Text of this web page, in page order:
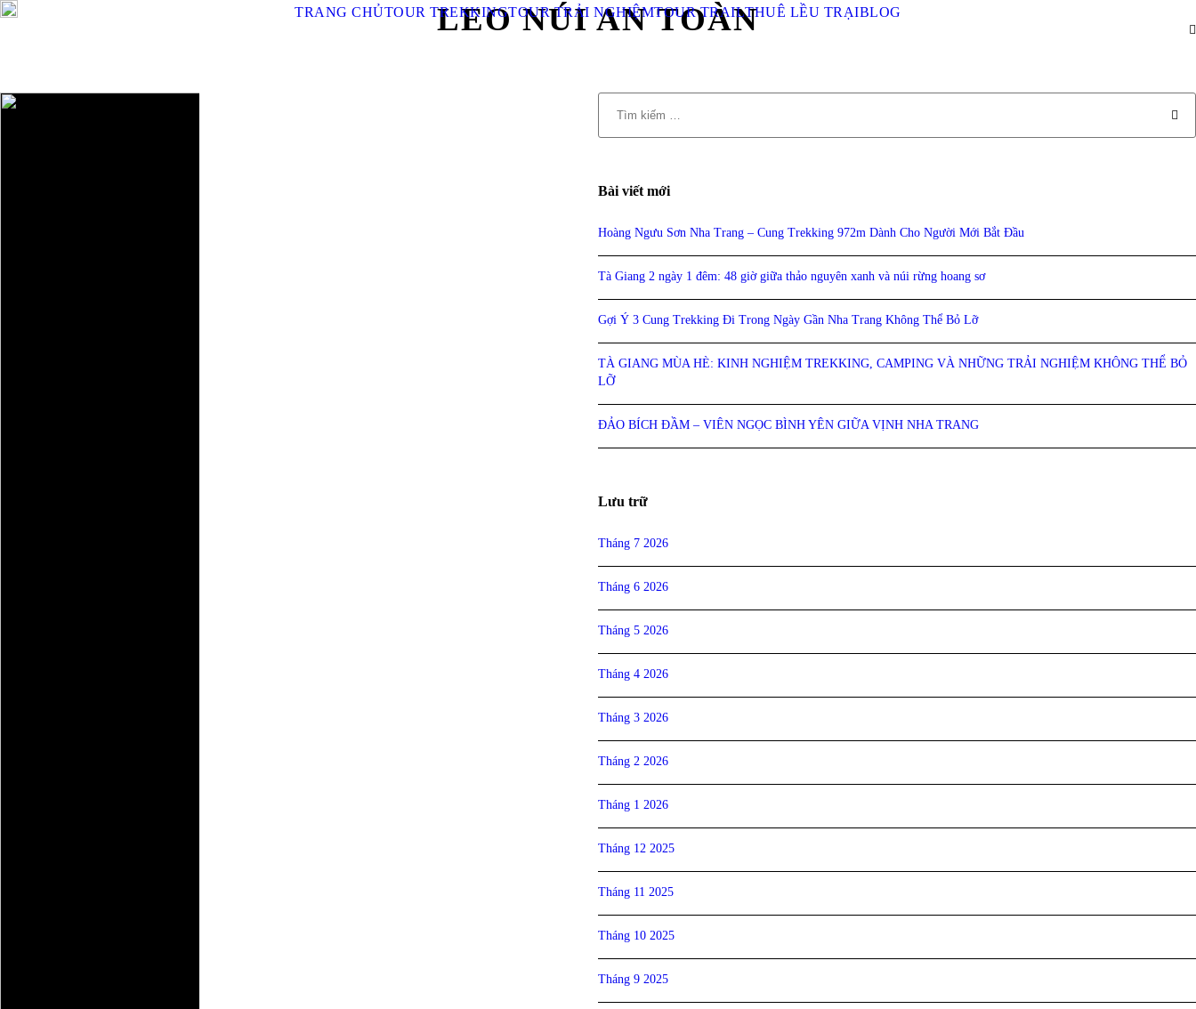
TRANG CHỦTOUR TREKKINGTOUR TRẢI NGHIỆMTOUR TRAILTHUÊ LỀU TRẠIBLOG
LEO NÚI AN TOÀN
Bài viết mới
Hoàng Ngưu Sơn Nha Trang – Cung Trekking 972m Dành Cho Người Mới Bắt Đầu
Tà Giang 2 ngày 1 đêm: 48 giờ giữa thảo nguyên xanh và núi rừng hoang sơ
Gợi Ý 3 Cung Trekking Đi Trong Ngày Gần Nha Trang Không Thể Bỏ Lỡ
TÀ GIANG MÙA HÈ: KINH NGHIỆM TREKKING, CAMPING VÀ NHỮNG TRẢI NGHIỆM KHÔNG THỂ BỎ
LỠ
ĐẢO BÍCH ĐẦM – VIÊN NGỌC BÌNH YÊN GIỮA VỊNH NHA TRANG
Lưu trữ
Tháng 7 2026
Tháng 6 2026
Tháng 5 2026
Tháng 4 2026
Tháng 3 2026
Tháng 2 2026
Tháng 1 2026
Tháng 12 2025
Tháng 11 2025
Tháng 10 2025
Tháng 9 2025